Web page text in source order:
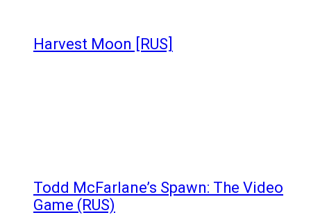
Harvest Moon [RUS]
Todd McFarlane’s Spawn: The Video
Game (RUS)